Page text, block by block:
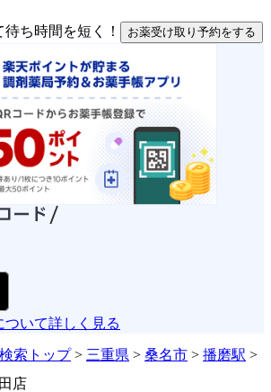
お薬受け取り予約をする
ついて詳しく見る
索トップ> 三重県 > 桑名市 > 播磨駅 >
店